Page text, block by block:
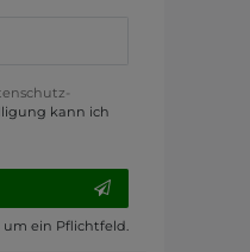
kann ich
um ein Pflichtfeld.